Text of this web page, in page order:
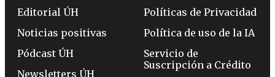
Editorial ÚH
Noticias positivas
Pódcast ÚH
Newsletters ÚH
Políticas de Privacidad
Política de uso de la IA
Servicio de
Suscripción a Crédito